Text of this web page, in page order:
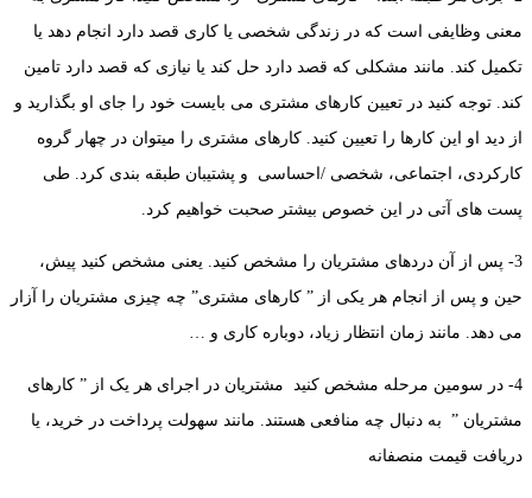
معنی وظایفی است که در زندگی شخصی یا کاری قصد دارد انجام دهد یا
تکمیل کند. مانند مشکلی که قصد دارد حل کند یا نیازی که قصد دارد تامین
کند. توجه کنید در تعیین کارهای مشتری می بایست خود را جای او بگذارید و
از دید او این کارها را تعیین کنید. کارهای مشتری را میتوان در چهار گروه
کارکردی، اجتماعی، شخصی /احساسی و پشتیبان طبقه بندی کرد. طی
پست های آتی در این خصوص بیشتر صحبت خواهیم کرد.
3- پس از آن دردهای مشتریان را مشخص کنید. یعنی مشخص کنید پیش،
حین و پس از انجام هر یکی از ” کارهای مشتری” چه چیزی مشتریان را آزار
می دهد. مانند زمان انتظار زیاد، دوباره کاری و …
4- در سومین مرحله مشخص کنید مشتریان در اجرای هر یک از ” کارهای
مشتریان ” به دنبال چه منافعی هستند. مانند سهولت پرداخت در خرید، یا
دریافت قیمت منصفانه